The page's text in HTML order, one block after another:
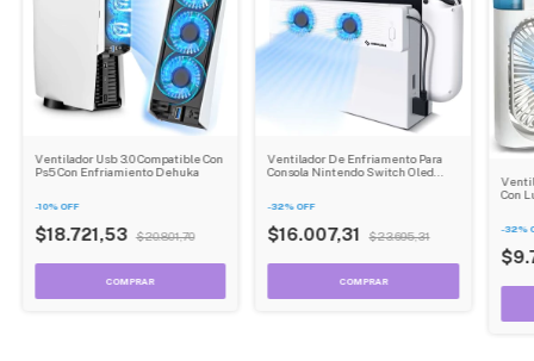
Ventilador Usb 3.0 Compatible Con
Ps5 Con Enfriamiento Dehuka
-10% OFF
$18.721,53 $20.801,70
Ventilador De Enfriamento Para
Consola Nintendo Switch Oled
-32% OFF
$16.007,31 $23.695,31
Con
-32%